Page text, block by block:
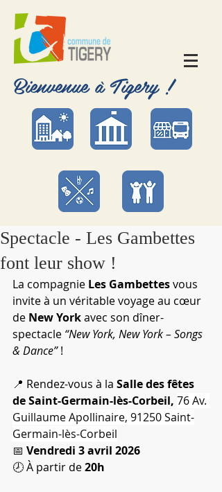
Bienvenue à Tigery !
Spectacle - Les Gambettes
font leur show !
La compagnie Les Gambettes vous
invite à un véritable voyage au cœur
de New York avec son dîner-
spectacle “New York, New York – Songs
& Dance” !
📍 Rendez-vous à la Salle des fêtes
de Saint-Germain-lès-Corbeil, 76 Av.
Guillaume Apollinaire, 91250 Saint-
Germain-lès-Corbeil
📅 Vendredi 3 avril 2026
🕗 À partir de 20h